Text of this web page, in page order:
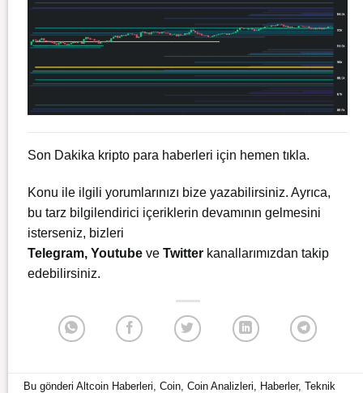
Son Dakika kripto para haberleri için hemen tıkla.
Konu ile ilgili yorumlarınızı bize yazabilirsiniz. Ayrıca,
bu tarz bilgilendirici içeriklerin devamının gelmesini
isterseniz, bizleri
Telegram, Youtube ve Twitter kanallarımızdan takip
edebilirsiniz.
Bu gönderiAltcoin Haberleri ,Coin ,Coin Analizleri Haberler,Teknik